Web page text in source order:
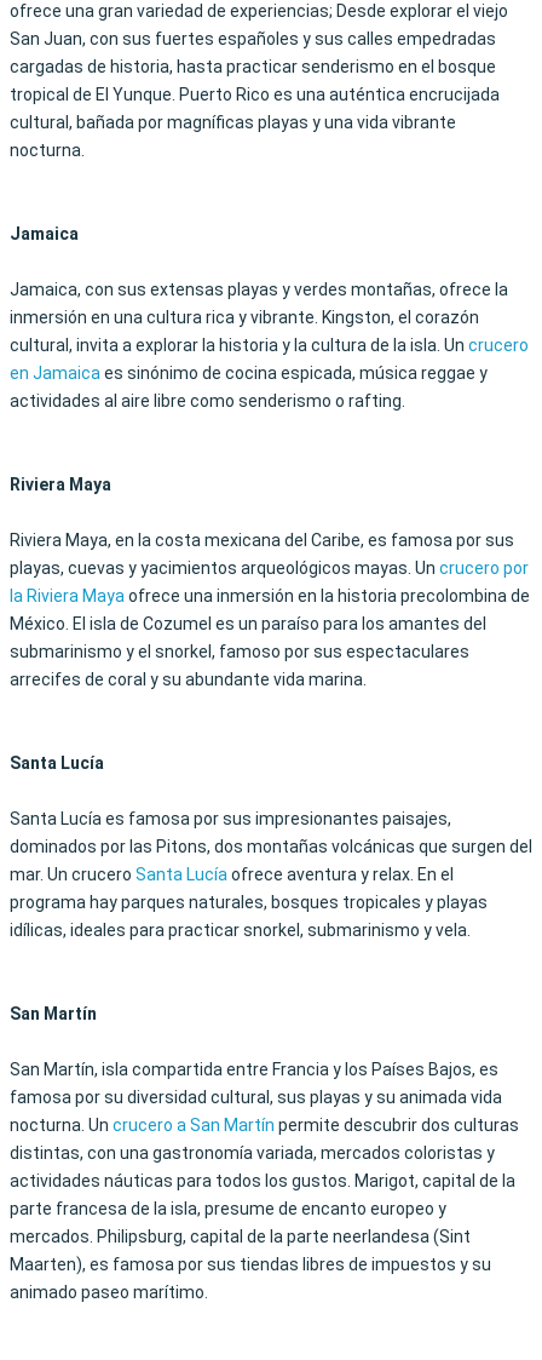
ofrece una gran variedad de experiencias; Desde explorar el viejo
San Juan, con sus fuertes españoles y sus calles empedradas
cargadas de historia, hasta practicar senderismo en el bosque
tropical de El Yunque. Puerto Rico es una auténtica encrucijada
cultural, bañada por magníficas playas y una vida vibrante
nocturna.
Jamaica
Jamaica, con sus extensas playas y verdes montañas, ofrece la
inmersión en una cultura rica y vibrante. Kingston, el corazón
cultural, invita a explorar la historia y la cultura de la isla. Un crucero
en Jamaicaes sinónimo de cocina espicada, música reggae y
actividades al aire libre como senderismo o rafting.
Riviera Maya
Riviera Maya, en la costa mexicana del Caribe, es famosa por sus
playas, cuevas y yacimientos arqueológicos mayas. Un crucero por
la Riviera Mayaofrece una inmersión en la historia precolombina de
México. El isla de Cozumel es un paraíso para los amantes del
submarinismo y el snorkel, famoso por sus espectaculares
arrecifes de coral y su abundante vida marina.
Santa Lucía
Santa Lucía es famosa por sus impresionantes paisajes,
dominados por las Pitons, dos montañas volcánicas que surgen del
mar. Un crucero Santa Lucíaofrece aventura y relax. En el
programa hay parques naturales, bosques tropicales y playas
idílicas, ideales para practicar snorkel, submarinismo y vela.
San Martín
San Martín, isla compartida entre Francia y los Países Bajos, es
famosa por su diversidad cultural, sus playas y su animada vida
nocturna. Un crucero a San Martín permite descubrir dos culturas
distintas, con una gastronomía variada, mercados coloristas y
actividades náuticas para todos los gustos. Marigot, capital de la
parte francesa de la isla, presume de encanto europeo y
mercados. Philipsburg, capital de la parte neerlandesa (Sint
Maarten), es famosa por sus tiendas libres de impuestos y su
animado paseo marítimo.